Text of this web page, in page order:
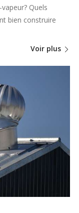
Quels
bien construire
Voir plus